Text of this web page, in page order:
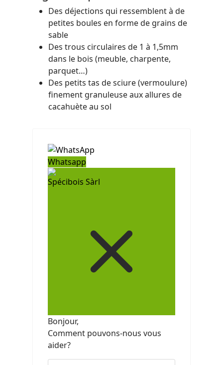
Des déjections qui ressemblent à de
petites boules en forme de grains de
sable
Des trous circulaires de 1 à 1,5mm
dans le bois (meuble, charpente,
parquet…)
Des petits tas de sciure (vermoulure)
finement granuleuse aux allures de
cacahuète au sol
Whatsapp
Spécibois Sàrl
Bonjour,
Comment pouvons-nous vous
aider?